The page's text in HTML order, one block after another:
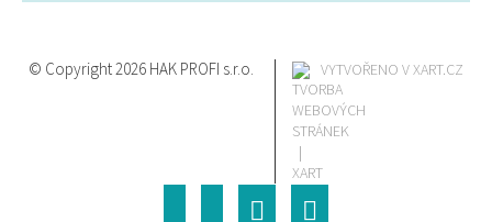
© Copyright 2026 HAK PROFI s.r.o. VYTVOŘENO V XART.CZ